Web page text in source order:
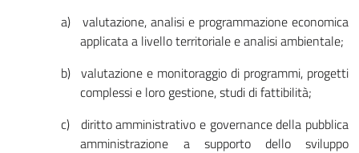
a)
valutazione, analisi e programmazione economica
applicata a livello territoriale e analisi ambientale;
b) valutazione e monitoraggio di programmi, progetti
complessi e loro gestione, studi di fattibilità;
c) diritto amministrativo e governance della pubblica
amministrazione a supporto dello sviluppo